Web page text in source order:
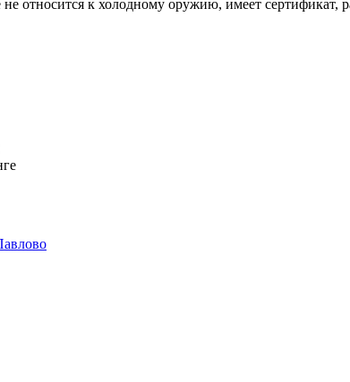
относится к холодному оружию, имеет сертификат,